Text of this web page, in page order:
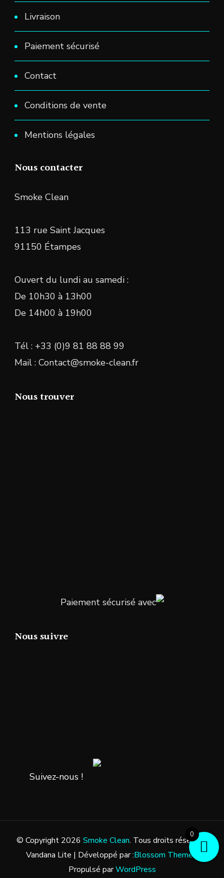
Livraison
Paiement sécurisé
Contact
Conditions de vente
Mentions légales
Nous contacter
Smoke Clean
113 rue Saint Jacques
91150 Étampes
Ouvert du lundi au samedi :
De 10h30 à 13h00
De 14h00 à 19h00
Tél : +33 (0)9 81 88 88 99
Mail : Contact@smoke-clean.fr
Nous trouver
Paiement sécurisé avec
Nous suivre
Suivez-nous !
© Copyright 2026 Smoke Clean. Tous droits réservés.
Vandana Lite | Développé par :Blossom Themes
Propulsé parWordPress
0